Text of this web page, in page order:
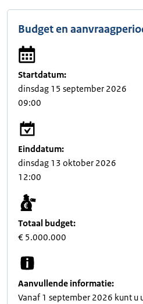
Budget en
Startdatum:
dinsdag 15 september 2026
09:00
Einddatum:
dinsdag 13 oktober 2026
12:00
Totaal budget:
€ 5.000.000
Aanvullende informatie:
Vanaf 1 september 2026 kunt u